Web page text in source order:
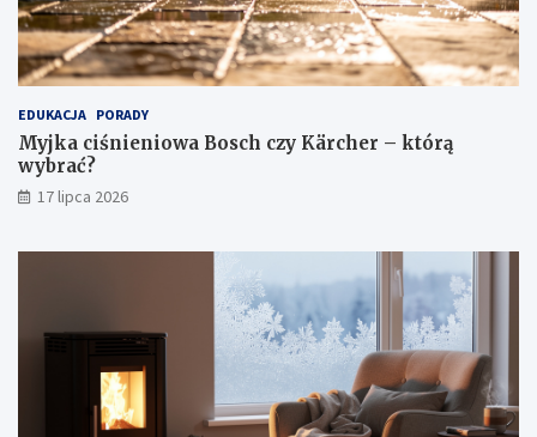
EDUKACJA PORADY
Myjka ciśnieniowa Bosch czy Kärcher – którą
wybrać?
17 lipca 2026